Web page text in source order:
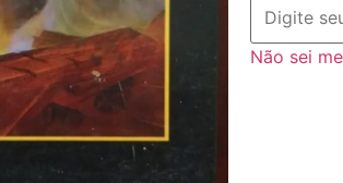
4x
Não sei